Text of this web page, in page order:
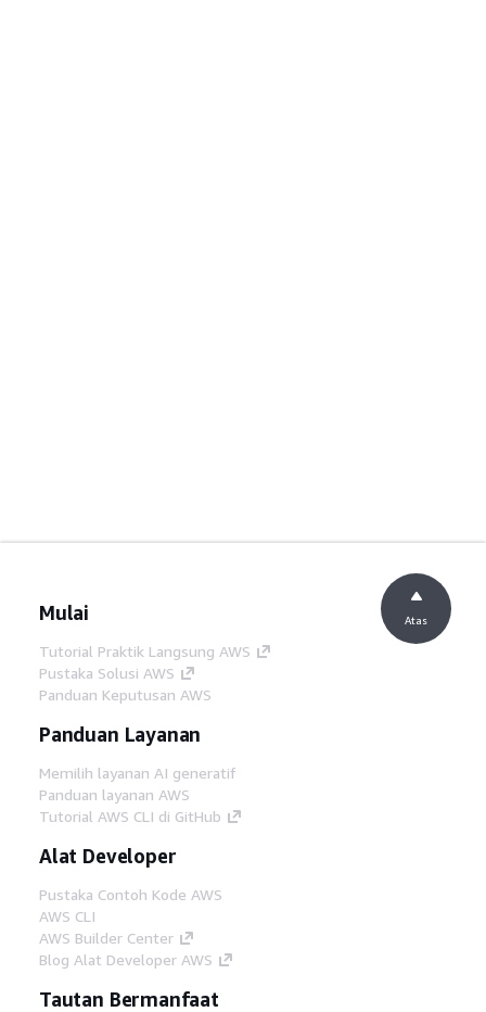
Mulai
Tutorial Praktik Langsung AWS
Pustaka Solusi AWS
Panduan Keputusan AWS
Panduan Layanan
Memilih layanan AI generatif
Panduan layanan AWS
Tutorial AWS CLI di GitHub
Alat Developer
Pustaka Contoh Kode AWS
AWS CLI
AWS Builder Center
Blog Alat Developer AWS
Tautan Bermanfaat
Atas